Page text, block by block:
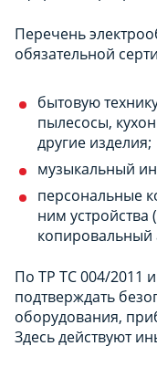
Перечень
обязательной
бытовую
пылесосы,
другие изделия;
музыкальный
персональные
ним
копировальный
По ТР ТС 004/2011
подтверждать
оборудования,
Здесь действуют